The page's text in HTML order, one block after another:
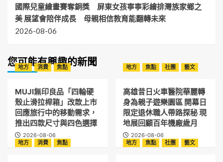
國際兒童繪畫賽奪銅獎 屏東女孩寧寧彩繪排灣族家鄉之
美 展望會陪伴成長 母親相信教育能翻轉未來
2026-08-06
您可能有興趣的新聞
地方 消費 焦點
MUJI無印良品「四輪硬
殼止滑拉桿箱」改款上市
回應旅行中的移動需求，
推出四款尺寸與四色選擇
2026-08-06
地方 焦點 社團 藝文
高雄昔日火車醫院華麗轉
身為親子遊樂園區 開幕日
限定退休職人帶路探秘 現
地展回顧百年機廠歲月
2026-08-06
地方
消費 焦點 地方 焦點 社團 藝文